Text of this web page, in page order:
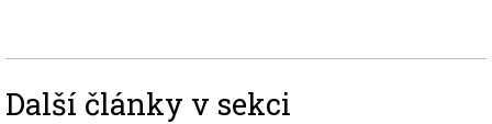
Další články v sekci